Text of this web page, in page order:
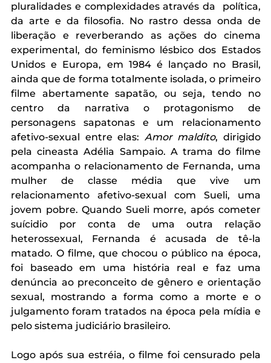
pluralidades e complexidades através da  política,
da arte e da filosofia. No rastro dessa onda de
liberação e reverberando as ações do cinema
experimental, do feminismo lésbico dos Estados
Unidos e Europa, em 1984 é lançado no Brasil,
ainda que de forma totalmente isolada, o primeiro
filme abertamente sapatão, ou seja, tendo no
centro da narrativa o protagonismo de
personagens sapatonas e um relacionamento
afetivo-sexual entre elas: Amor maldito, dirigido
pela cineasta Adélia Sampaio. A trama do filme
acompanha o relacionamento de Fernanda, uma
mulher de classe média que vive um
relacionamento afetivo-sexual com Sueli, uma
jovem pobre. Quando Sueli morre, após cometer
suícidio por conta de uma outra relação
heterossexual, Fernanda é acusada de tê-la
matado. O filme, que chocou o público na época,
foi baseado em uma história real e faz uma
denúncia ao preconceito de gênero e orientação
sexual, mostrando a forma como a morte e o
julgamento foram tratados na época pela mídia e
pelo sistema judiciário brasileiro.
Logo após sua estréia, o filme foi censurado pela